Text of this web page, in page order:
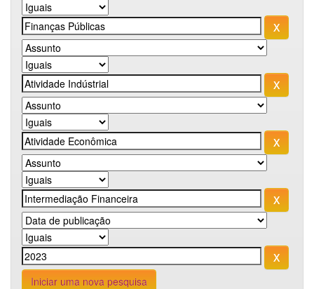
Iniciar uma nova pesquisa